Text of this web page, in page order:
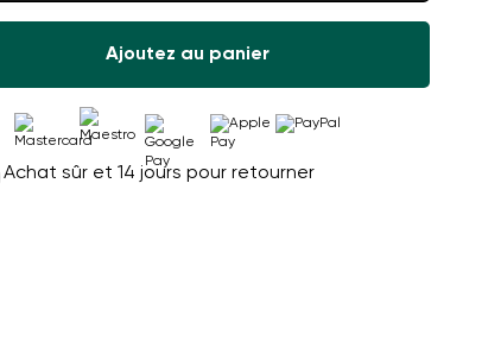
Ajoutez au panier
Achat sûr et 14 jours pour retourner